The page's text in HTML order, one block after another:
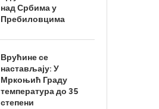
над Србима у
Пребиловцима
Врућине се
настављају: У
Мркоњић Граду
температура до 35
степени